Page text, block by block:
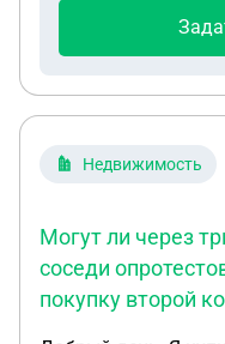
Недвижимость
Могут ли через
соседи
покупку второй